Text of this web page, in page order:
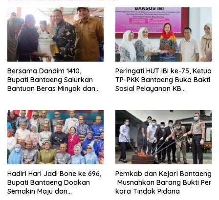
Bersama Dandim 1410,
Bupati Bantaeng Salurkan
Bantuan Beras Minyak dan
Garuda
Peringati HUT IBI ke-75, Ketua
TP-PKK Bantaeng Buka Bakti
Sosial Pelayanan KB
Hadiri Hari Jadi Bone ke 696,
Bupati Bantaeng Doakan
Semakin Maju dan
Pemkab dan Kejari Bantaeng
Musnahkan Barang Bukti Per
kara Tindak Pidana